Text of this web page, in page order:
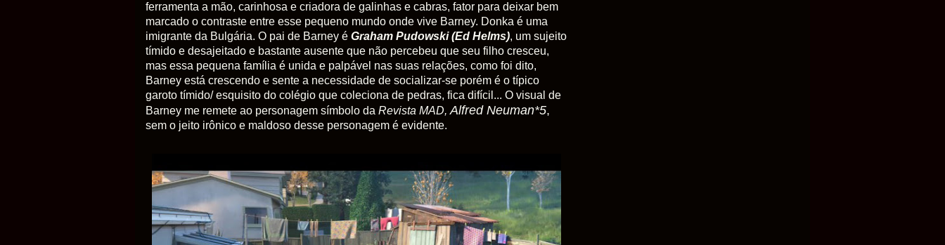
ferramenta a mão, carinhosa e criadora de galinhas e cabras, fator para deixar bem
marcado o contraste entre esse pequeno mundo onde vive Barney. Donka é uma
imigrante da Bulgária. O pai de Barney é Graham Pudowski (Ed Helms), um sujeito
tímido e desajeitado e bastante ausente que não percebeu que seu filho cresceu,
mas essa pequena família é unida e palpável nas suas relações, como foi dito,
Barney está crescendo e sente a necessidade de socializar-se porém é o típico
garoto tímido/ esquisito do colégio que coleciona de pedras, fica difícil... O visual de
Barney me remete ao personagem símbolo da Revista MAD, Alfred Neuman*5,
sem o jeito irônico e maldoso desse personagem é evidente.